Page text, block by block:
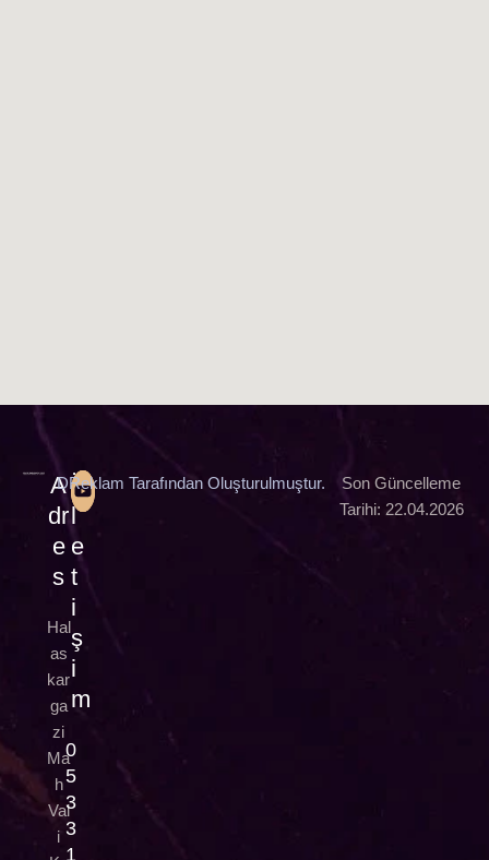
A
dr
e
s
Hal
as
kar
ga
zi
Ma
h
Val
i
İ
l
e
t
i
ş
i
m
0
5
3
3
1
DReklam Tarafından Oluşturulmuştur.
Son Güncelleme
Tarihi: 22.04.2026